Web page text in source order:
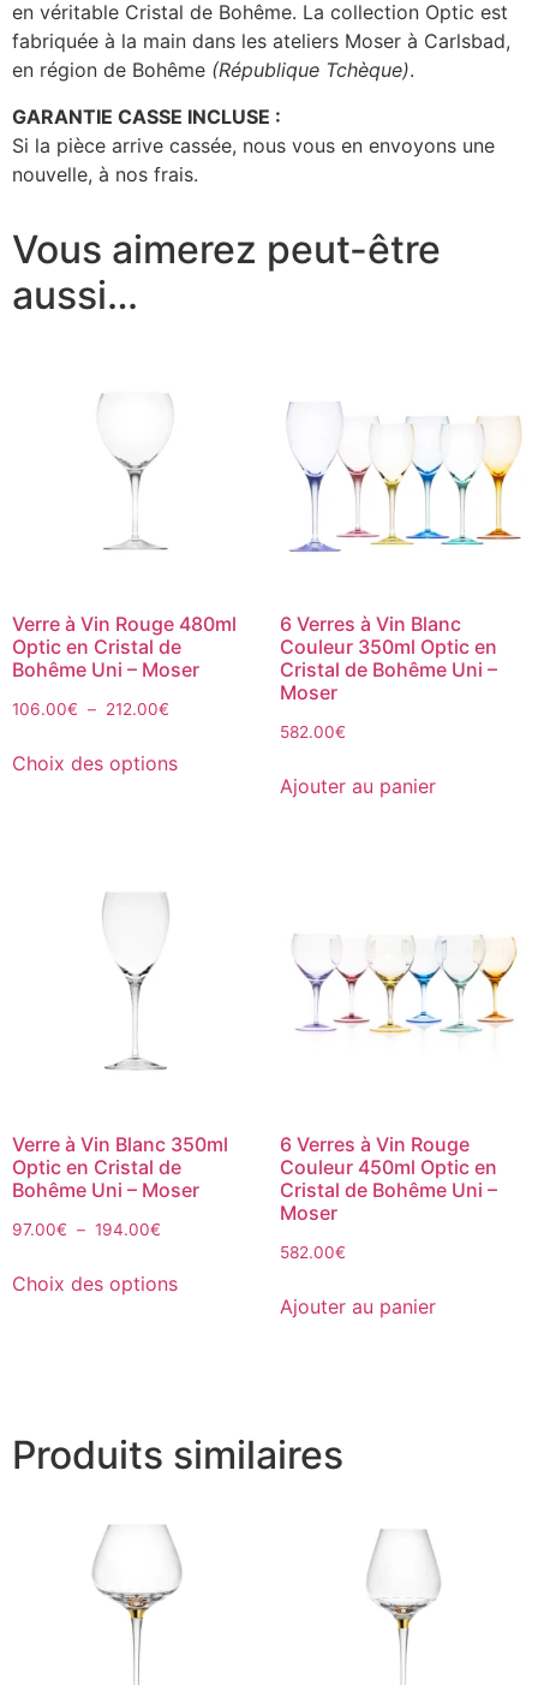
en véritable Cristal de Bohême. La collection Optic est
fabriquée à la main dans les ateliers Moser à Carlsbad,
en région de Bohême (République Tchèque).
GARANTIE CASSE INCLUSE :
Si la pièce arrive cassée, nous vous en envoyons une
nouvelle, à nos frais.
Vous aimerez peut-être
aussi…
Verre à Vin Rouge 480ml
Optic en Cristal de
Bohême Uni – Moser
106.00€ – 212.00€
Choix des options
6 Verres à Vin Blanc
Couleur 350ml Optic en
Cristal de Bohême Uni –
Moser
582.00€
Ajouter au panier
Verre à Vin Blanc 350ml
Optic en Cristal de
Bohême Uni – Moser
97.00€ – 194.00€
Choix des options
6 Verres à Vin Rouge
Couleur 450ml Optic en
Cristal de Bohême Uni –
Moser
582.00€
Ajouter au panier
Produits similaires